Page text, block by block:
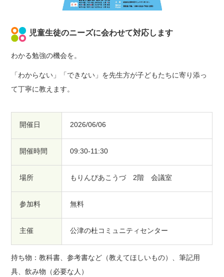
児童生徒のニーズに会わせて対応します
わかる勉強の機会を。
「わからない」「できない」を先生方が子どもたちに寄り添っ
て丁寧に教えます。
開催日 2026/06/06
開催時間 09:30-11:30
場所 もりんぴあこうづ 2階 会議室
参加料 無料
主催 公津の杜コミュニティセンター
持ち物：教科書、参考書など（教えてほしいもの）、筆記用
具、飲み物（必要な人）